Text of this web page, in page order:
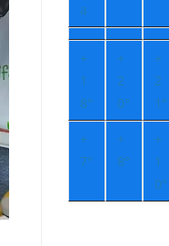
a
+
1
8°
+
2
0°
+
2
1°
+
7°
+
8°
+
1
0°